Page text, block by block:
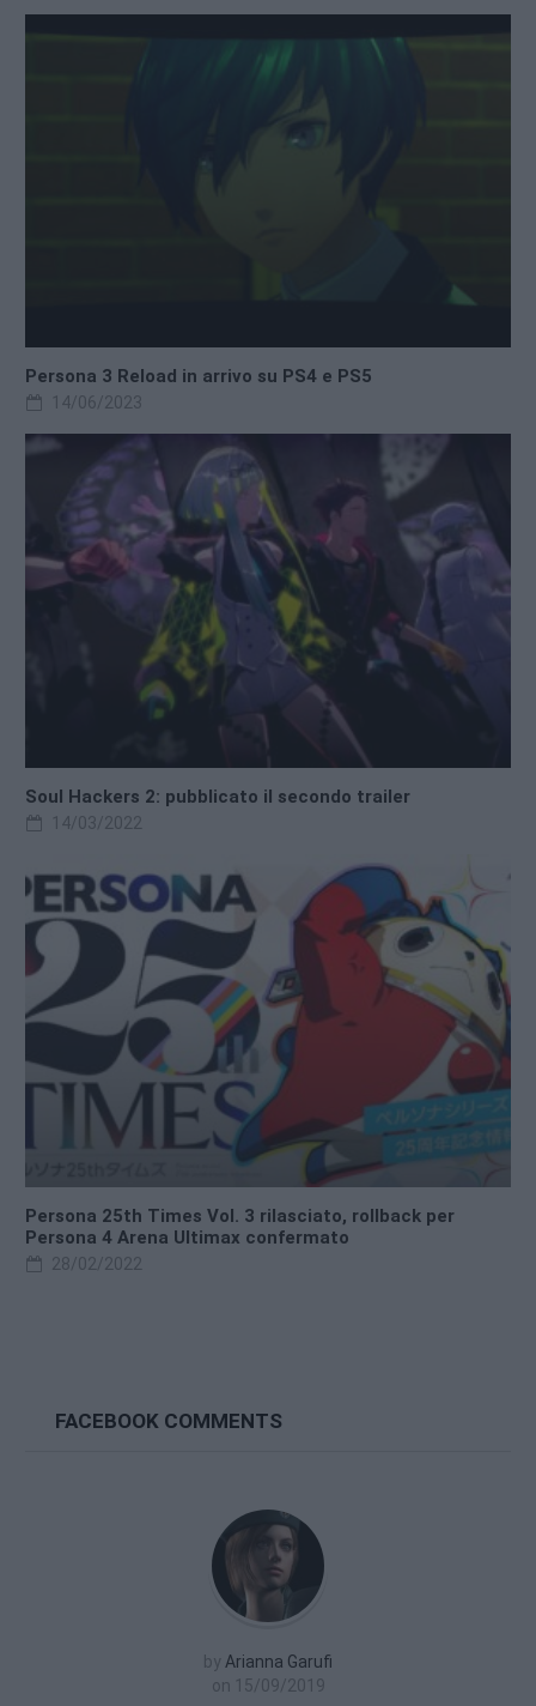
Persona 3 Reload in arrivo su PS4 e PS5
14/06/2023
Soul Hackers 2: pubblicato il secondo trailer
14/03/2022
Persona 25th Times Vol. 3 rilasciato, rollback per
Persona 4 Arena Ultimax confermato
28/02/2022
FACEBOOK COMMENTS
by Arianna Garufi
on 15/09/2019